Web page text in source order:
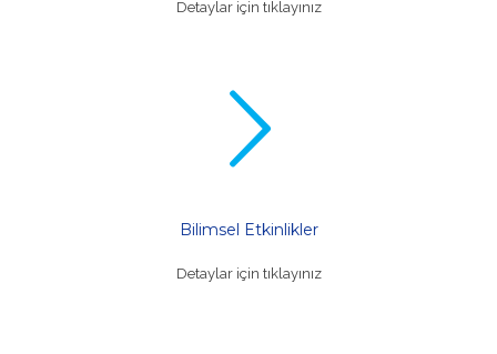
Detaylar için tıklayınız
Bilimsel Etkinlikler
Detaylar için tıklayınız